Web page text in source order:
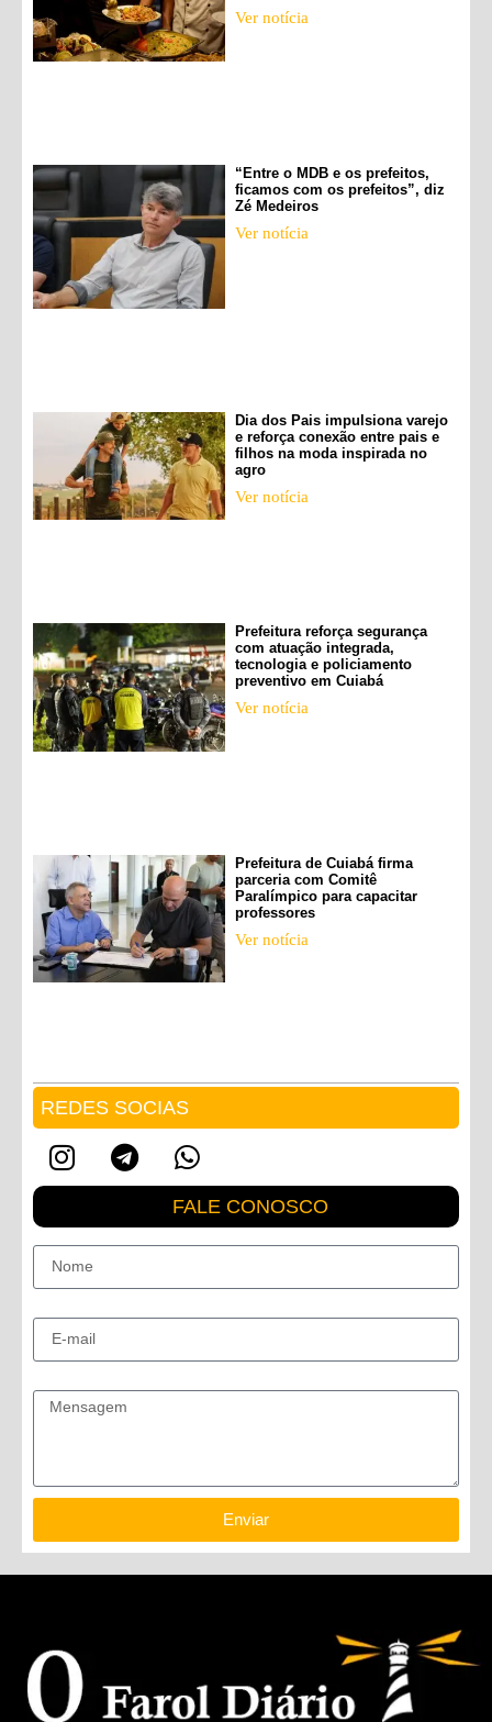
Ver notícia
“Entre o MDB e os prefeitos,
ficamos com os prefeitos”, diz
Zé Medeiros
Ver notícia
Dia dos Pais impulsiona varejo
e reforça conexão entre pais e
filhos na moda inspirada no
agro
Ver notícia
Prefeitura reforça segurança
com atuação integrada,
tecnologia e policiamento
preventivo em Cuiabá
Ver notícia
Prefeitura de Cuiabá firma
parceria com Comitê
Paralímpico para capacitar
professores
Ver notícia
REDES SOCIAS
FALE CONOSCO
Enviar